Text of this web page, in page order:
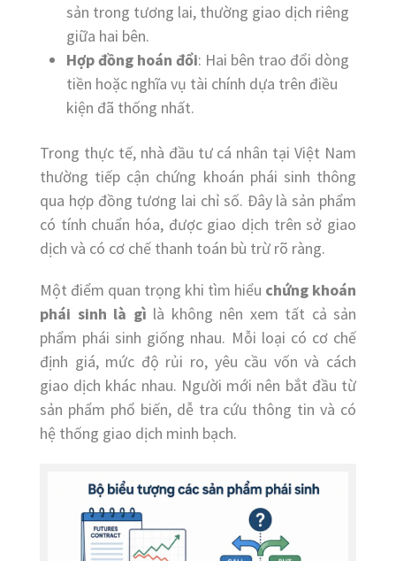
sản trong tương lai, thường giao dịch riêng
giữa hai bên.
Hợp đồng hoán đổi: Hai bên trao đổi dòng
tiền hoặc nghĩa vụ tài chính dựa trên điều
kiện đã thống nhất.
Trong thực tế, nhà đầu tư cá nhân tại Việt Nam
thường tiếp cận chứng khoán phái sinh thông
qua hợp đồng tương lai chỉ số. Đây là sản phẩm
có tính chuẩn hóa, được giao dịch trên sở giao
dịch và có cơ chế thanh toán bù trừ rõ ràng.
Một điểm quan trọng khi tìm hiểu chứng khoán
phái sinh là gì là không nên xem tất cả sản
phẩm phái sinh giống nhau. Mỗi loại có cơ chế
định giá, mức độ rủi ro, yêu cầu vốn và cách
giao dịch khác nhau. Người mới nên bắt đầu từ
sản phẩm phổ biến, dễ tra cứu thông tin và có
hệ thống giao dịch minh bạch.